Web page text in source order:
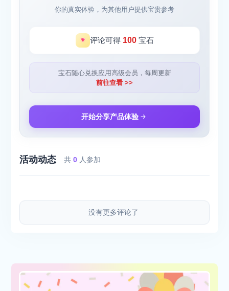
你的真实体验，为其他用户提供宝贵参考
评论可得 100宝石
宝石随心兑换应用高级会员，每周更新
前往查看 >>
开始分享产品体验
活动动态 共0 人参加
没有更多评论了